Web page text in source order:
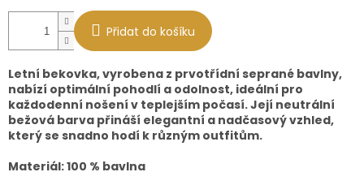
Přidat do košíku
Letní bekovka, vyrobena z prvotřídní seprané bavlny,
nabízí optimální pohodlí a odolnost, ideální pro
každodenní nošení v teplejším počasí. Její neutrální
bežová barva přináší elegantní a nadčasový vzhled,
který se snadno hodí k různým outfitům.
Materiál: 100 % bavlna